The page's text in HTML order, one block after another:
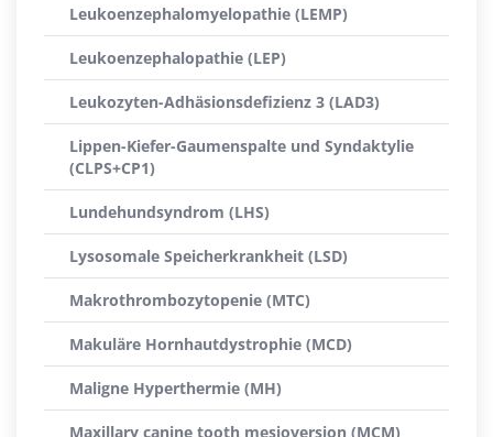
Leukoenzephalomyelopathie (LEMP)
Leukoenzephalopathie (LEP)
Leukozyten-Adhäsionsdefizienz 3 (LAD3)
Lippen-Kiefer-Gaumenspalte und Syndaktylie
(CLPS+CP1)
Lundehundsyndrom (LHS)
Lysosomale Speicherkrankheit (LSD)
Makrothrombozytopenie (MTC)
Makuläre Hornhautdystrophie (MCD)
Maligne Hyperthermie (MH)
Maxillary canine tooth mesioversion (MCM)